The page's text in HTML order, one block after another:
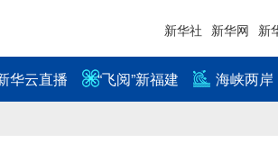
新华社 新华网 新
华云直播 “飞阅”新福建 海峡两岸